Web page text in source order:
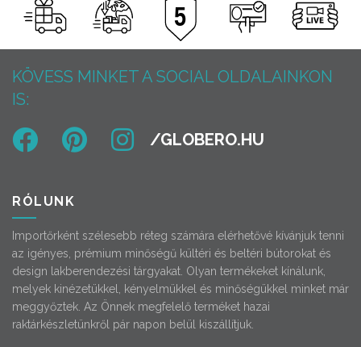
KÖVESS MINKET A SOCIAL OLDALAINKON
IS:
RÓLUNK
Importőrként szélesebb réteg számára elérhetővé kívánjuk tenni
az igényes, prémium minőségű kültéri és beltéri bútorokat és
design lakberendezési tárgyakat. Olyan termékeket kínálunk,
melyek kinézetükkel, kényelmükkel és minőségükkel minket már
meggyőztek. Az Önnek megfelelő terméket hazai
raktárkészletünkről pár napon belül kiszállítjuk.